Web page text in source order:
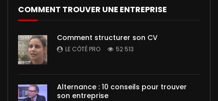
COMMENT TROUVER UNE ENTREPRISE
Comment structurer son CV
LE CÔTÉ PRO 52 513
Alternance : 10 conseils pour trouver
son entreprise